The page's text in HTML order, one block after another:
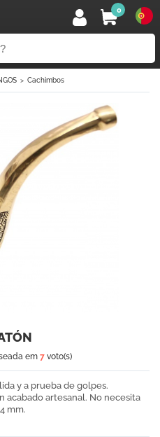
0
Cachimbos
em 7 voto(s)
y a prueba de golpes.
acabado artesanal. No necesita
mm.